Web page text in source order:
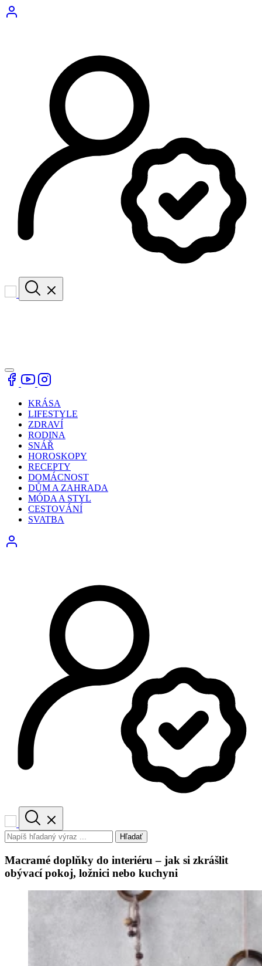
KRÁSA
LIFESTYLE
ZDRAVÍ
RODINA
SNÁŘ
HOROSKOPY
RECEPTY
DOMÁCNOST
DŮM A ZAHRADA
MÓDA A STYL
CESTOVÁNÍ
SVATBA
Hľadať
Macramé doplňky do interiéru – jak si zkrášlit
obývací pokoj, ložnici nebo kuchyni